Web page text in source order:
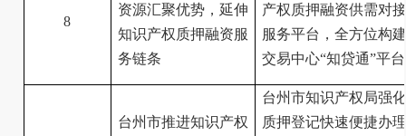
8
资源汇聚优势，延伸
知识产权质押融资服
务链条
产权质押融资供需对
服务平台，全方位构
交易中心“知贷通”平
台州市推进知识产权
台州市知识产权局强
质押登记快速便捷办